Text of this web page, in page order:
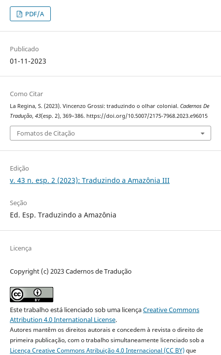
PDF/A
Publicado
01-11-2023
Como Citar
La Regina, S. (2023). Vincenzo Grossi: traduzindo o olhar colonial. Cadernos De
Tradução, 43(esp. 2), 369–386. https://doi.org/10.5007/2175-7968.2023.e96015
Fomatos de Citação
Edição
v. 43 n. esp. 2 (2023): Traduzindo a Amazônia III
Seção
Ed. Esp. Traduzindo a Amazônia
Licença
Copyright (c) 2023 Cadernos de Tradução
Este trabalho está licenciado sob uma licençaCreative Commons
Attribution 4.0 International License.
Autores mantêm os direitos autorais e concedem à revista o direito de
primeira publicação, com o trabalho simultaneamente licenciado sob a
Licença Creative Commons Atribuição 4.0 Internacional (CC BY)que